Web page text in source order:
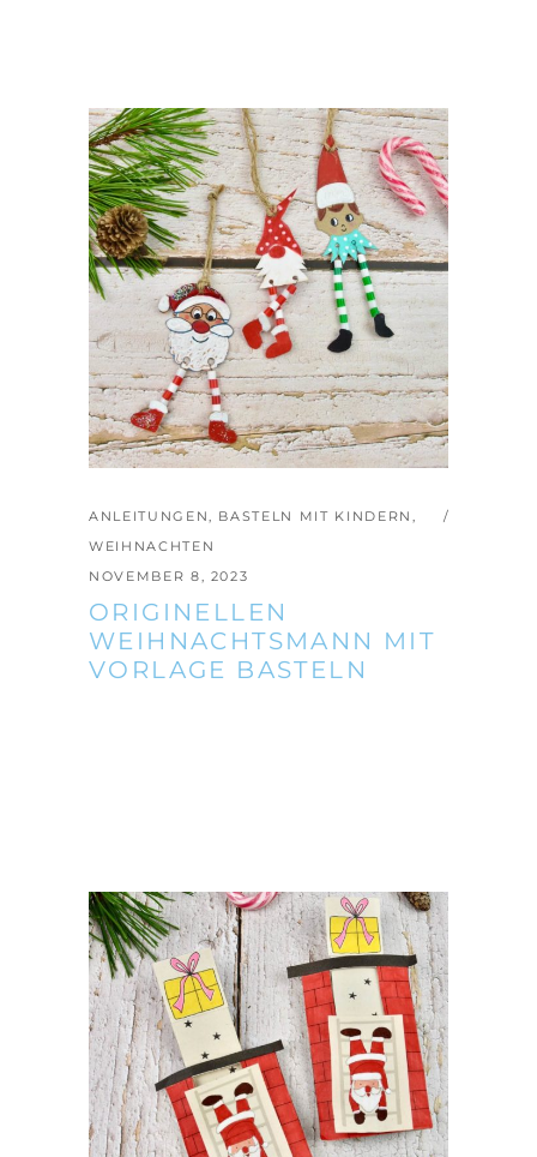
ANLEITUNGEN, BASTELN MIT KINDERN ,
WEIHNACHTEN
NOVEMBER 8, 2023
ORIGINELLEN
WEIHNACHTSMANN MIT
VORLAGE BASTELN